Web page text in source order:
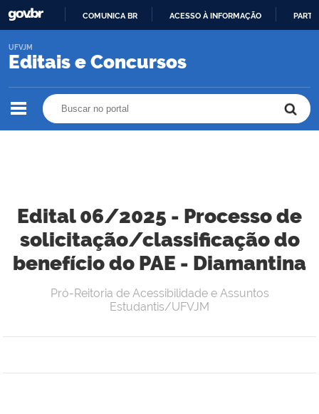
O
COMUNICA BR ACESSO À INFORMAÇÃO
Editais e Concursos
UFVJM
Edital 06/2025 - Processo de
solicitação/classificação do
benefício do PAE - Diamantina
Pró-Reitoria de Acessibilidade e Assuntos
Estudantis/UFVJM